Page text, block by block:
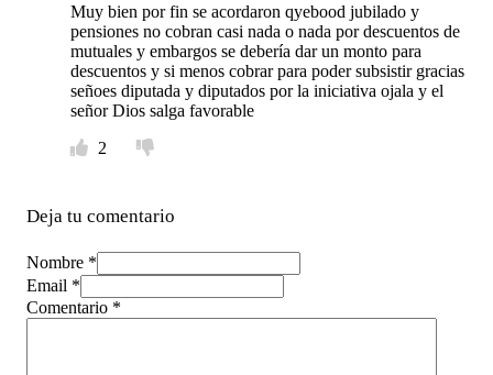
Muy bien por fin se acordaron qyebood jubilado y
pensiones no cobran casi nada o nada por descuentos de
mutuales y embargos se debería dar un monto para
descuentos y si menos cobrar para poder subsistir gracias
señoes diputada y diputados por la iniciativa ojala y el
señor Dios salga favorable
2
Deja tu comentario
Nombre *
Email *
Comentario *